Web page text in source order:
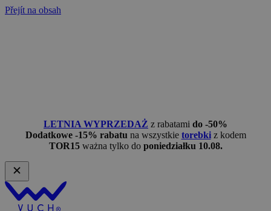
Přejít na obsah
LETNIA WYPRZEDAŻ z rabatami do -50%
Dodatkowe -15% rabatu na wszystkie torebkiz kodem
TOR15 ważna tylko do poniedziałku 10.08.